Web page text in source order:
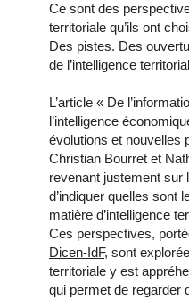
Ce sont des
territoriale qu’ils ont
Des pistes. Des
de l’intelligence
L’article « De
l’intelligence
évolutions et nouvelles
Christian Bourret et
revenant justement sur
d’indiquer quelles sont
matière d’intelligence
Ces perspectives,
Dicen-IdF, sont
territoriale y est
qui permet de regarder